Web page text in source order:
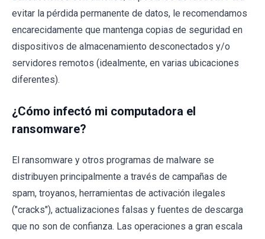
evitar la pérdida permanente de datos, le recomendamos
encarecidamente que mantenga copias de seguridad en
dispositivos de almacenamiento desconectados y/o
servidores remotos (idealmente, en varias ubicaciones
diferentes).
¿Cómo infectó mi computadora el
ransomware?
El ransomware y otros programas de malware se
distribuyen principalmente a través de campañas de
spam, troyanos, herramientas de activación ilegales
("cracks"), actualizaciones falsas y fuentes de descarga
que no son de confianza. Las operaciones a gran escala